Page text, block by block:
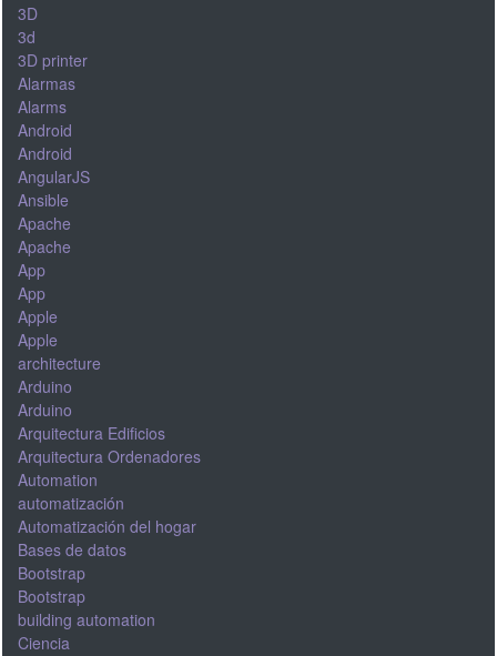
3D
3d
3D printer
Alarmas
Alarms
Android
Android
AngularJS
Ansible
Apache
Apache
App
App
Apple
Apple
architecture
Arduino
Arduino
Arquitectura Edificios
Arquitectura Ordenadores
Automation
automatización
Automatización del hogar
Bases de datos
Bootstrap
Bootstrap
building automation
Ciencia